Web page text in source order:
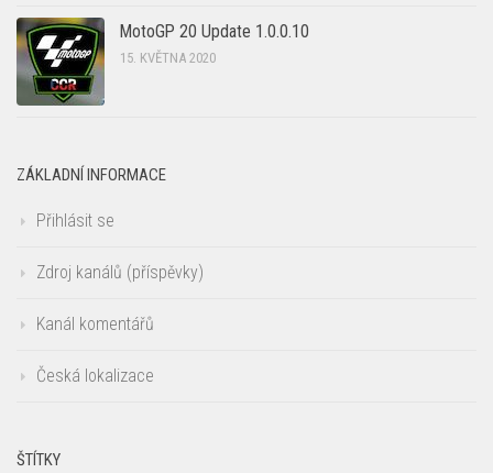
MotoGP 20 Update 1.0.0.10
15. KVĚTNA 2020
ZÁKLADNÍ INFORMACE
Přihlásit se
Zdroj kanálů (příspěvky)
Kanál komentářů
Česká lokalizace
ŠTÍTKY